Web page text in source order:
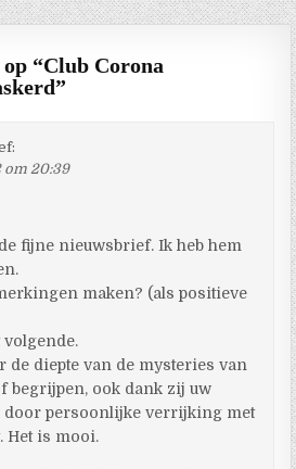
“Club Corona
”
om 20:39
fijne nieuwsbrief. Ik heb hem
maken? (als positieve
volgende.
de diepte van de mysteries van
begrijpen, ook dank zij uw
door persoonlijke verrijking met
Het is mooi.